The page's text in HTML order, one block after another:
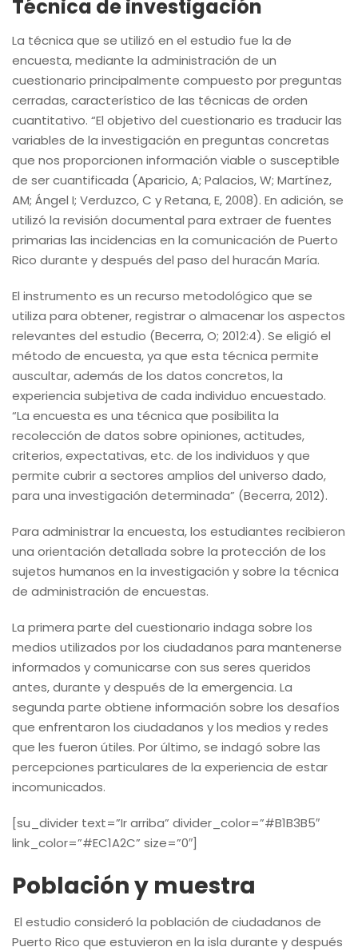
Técnica de investigación
La técnica que se utilizó en el estudio fue la de
encuesta, mediante la administración de un
cuestionario principalmente compuesto por preguntas
cerradas, característico de las técnicas de orden
cuantitativo. “El objetivo del cuestionario es traducir las
variables de la investigación en preguntas concretas
que nos proporcionen información viable o susceptible
de ser cuantificada (Aparicio, A; Palacios, W; Martínez,
AM; Ángel I; Verduzco, C y Retana, E, 2008). En adición, se
utilizó la revisión documental para extraer de fuentes
primarias las incidencias en la comunicación de Puerto
Rico durante y después del paso del huracán María.
El instrumento es un recurso metodológico que se
utiliza para obtener, registrar o almacenar los aspectos
relevantes del estudio (Becerra, O; 2012:4). Se eligió el
método de encuesta, ya que esta técnica permite
auscultar, además de los datos concretos, la
experiencia subjetiva de cada individuo encuestado.
“La encuesta es una técnica que posibilita la
recolección de datos sobre opiniones, actitudes,
criterios, expectativas, etc. de los individuos y que
permite cubrir a sectores amplios del universo dado,
para una investigación determinada” (Becerra, 2012).
Para administrar la encuesta, los estudiantes recibieron
una orientación detallada sobre la protección de los
sujetos humanos en la investigación y sobre la técnica
de administración de encuestas.
La primera parte del cuestionario indaga sobre los
medios utilizados por los ciudadanos para mantenerse
informados y comunicarse con sus seres queridos
antes, durante y después de la emergencia. La
segunda parte obtiene información sobre los desafíos
que enfrentaron los ciudadanos y los medios y redes
que les fueron útiles. Por último, se indagó sobre las
percepciones particulares de la experiencia de estar
incomunicados.
[su_divider text=”Ir arriba” divider_color=”#B1B3B5″
link_color=”#EC1A2C” size=”0″]
Población y muestra
El estudio consideró la población de ciudadanos de
Puerto Rico que estuvieron en la isla durante y después